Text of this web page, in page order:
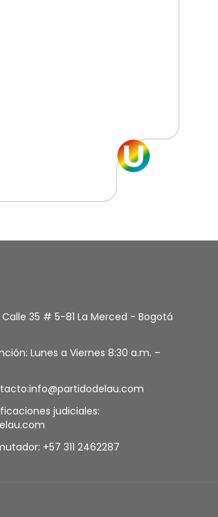
Calle 35 # 5-81 La Merced - Bogotá
Lunes a Viernes 8:30 a.m. –
info@partidodelau.com
judiciales:
+57 311 2462287